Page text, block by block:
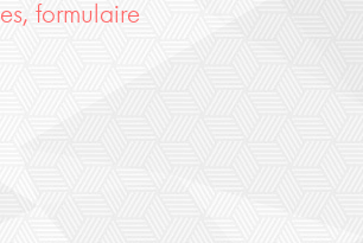
formulaire